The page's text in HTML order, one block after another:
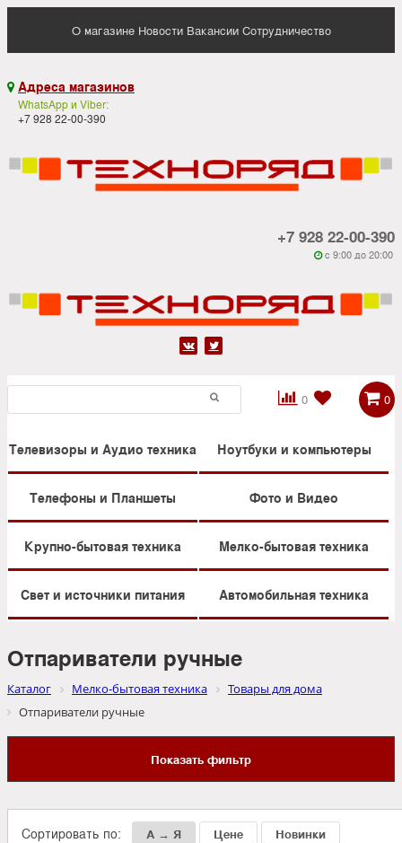
О магазине Новости Вакансии Сотрудничество
 Адреса магазинов
WhatsApp и Viber:
+7 928 22-00-390
+7 928 22-00-390
 c 9:00 до 20:00
 
0

 0
Телевизоры и Аудио техника Ноутбуки и компьютеры
Телефоны и Планшеты Фото и Видео
Крупно-бытовая техника Мелко-бытовая техника
Свет и источники питания Автомобильная техника
Отпариватели ручные
Каталог Мелко-бытовая техника
Товары для дома
Отпариватели ручные
Показать фильтр
Сортировать по: А → Я Цене Новинки